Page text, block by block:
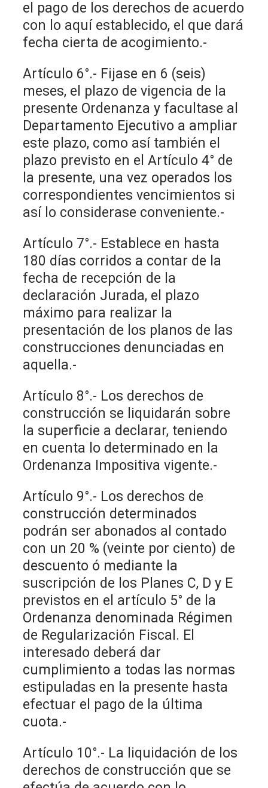
el pago de los derechos de acuerdo
con lo aquí establecido, el que dará
fecha cierta de acogimiento.-
Artículo 6°.- Fijase en 6 (seis)
meses, el plazo de vigencia de la
presente Ordenanza y facultase al
Departamento Ejecutivo a ampliar
este plazo, como así también el
plazo previsto en el Artículo 4° de
la presente, una vez operados los
correspondientes vencimientos si
así lo considerase conveniente.-
Artículo 7°.- Establece en hasta
180 días corridos a contar de la
fecha de recepción de la
declaración Jurada, el plazo
máximo para realizar la
presentación de los planos de las
construcciones denunciadas en
aquella.-
Artículo 8°.- Los derechos de
construcción se liquidarán sobre
la superficie a declarar, teniendo
en cuenta lo determinado en la
Ordenanza Impositiva vigente.-
Artículo 9°.- Los derechos de
construcción determinados
podrán ser abonados al contado
con un 20 % (veinte por ciento) de
descuento ó mediante la
suscripción de los Planes C, D y E
previstos en el artículo 5° de la
Ordenanza denominada Régimen
de Regularización Fiscal. El
interesado deberá dar
cumplimiento a todas las normas
estipuladas en la presente hasta
efectuar el pago de la última
cuota.-
Artículo 10°.- La liquidación de los
derechos de construcción que se